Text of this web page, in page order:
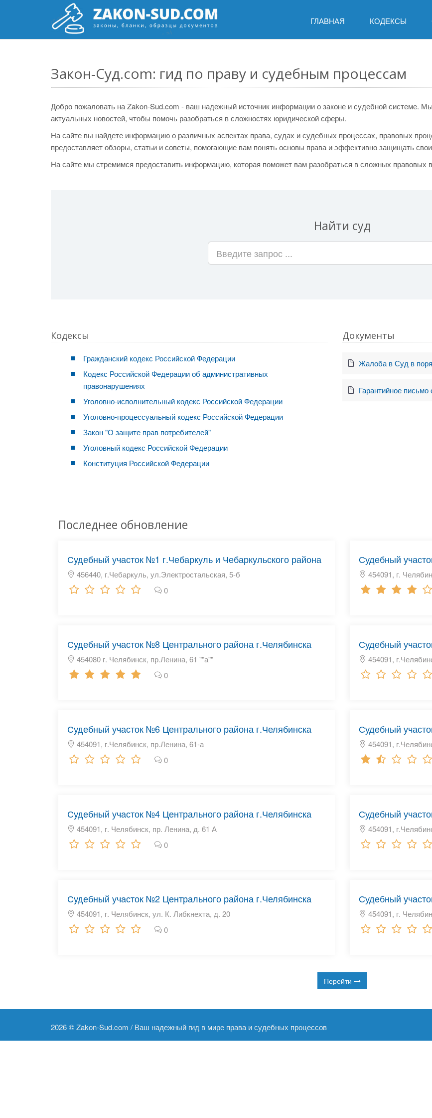
ГЛАВНАЯ КОДЕКСЫ
Закон-Суд.com: гид по праву и судебным процессам
Добро пожаловать на Zakon-Sud.com - ваш надежный источник информации о законе и судебной системе.
актуальных новостей, чтобы помочь разобраться в сложностях юридической сферы.
На сайте вы найдете информацию о различных аспектах права, судах и судебных процессах, правовых
предоставляет обзоры, статьи и советы, помогающие вам понять основы права и эффективно защищать
На сайте мы стремимся предоставить информацию, которая поможет вам разобраться в сложных правовых
Найти суд
Кодексы
Гражданский кодекс Российской Федерации
Кодекс Российской Федерации об административных
правонарушениях
Уголовно-исполнительный кодекс Российской Федерации
Уголовно-процессуальный кодекс Российской Федерации
Закон "О защите прав потребителей"
Уголовный кодекс Российской Федерации
Конституция Российской Федерации
Документы
Жалоба в Суд в
Гарантийное
Последнее обновление
Судебный участок №1 г.Чебаркуль и Чебаркульского района
456440, г.Чебаркуль, ул.Электростальская, 5-б
0
Судебный
454091, г.
Судебный участок №8 Центрального района г.Челябинска
454080 г. Челябинск, пр.Ленина, 61 ""а""
0
Судебный
454091,
Судебный участок №6 Центрального района г.Челябинска
454091, г.Челябинск, пр.Ленина, 61-а
0
Судебный
454091,
Судебный участок №4 Центрального района г.Челябинска
454091, г. Челябинск, пр. Ленина, д. 61 А
0
Судебный
454091,
Судебный участок №2 Центрального района г.Челябинска
454091, г. Челябинск, ул. К. Либкнехта, д. 20
0
Судебный
454091, г.
Перейти
2026 ©Zakon-Sud.com / Ваш надежный гид в мире права и судебных процессов